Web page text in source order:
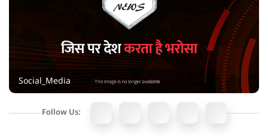
Social_Media
Follow Us: